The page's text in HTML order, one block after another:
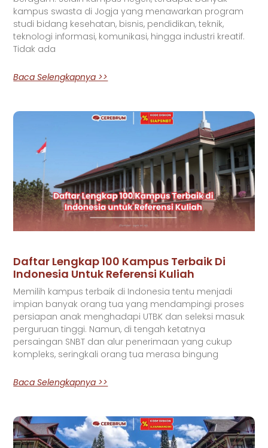
kampus swasta di Jogja yang menawarkan program
studi bidang kesehatan, bisnis, pendidikan, teknik,
teknologi informasi, komunikasi, hingga industri kreatif.
Tidak ada
Baca Selengkapnya >>
Daftar Lengkap 100 Kampus Terbaik Di
Indonesia Untuk Referensi Kuliah
Memilih kampus terbaik di Indonesia tentu menjadi
impian banyak orang tua yang mendampingi proses
persiapan anak menghadapi UTBK dan seleksi masuk
perguruan tinggi. Namun, di tengah ketatnya
persaingan SNBT dan alur penerimaan yang cukup
kompleks, seringkali orang tua merasa bingung
Baca Selengkapnya >>